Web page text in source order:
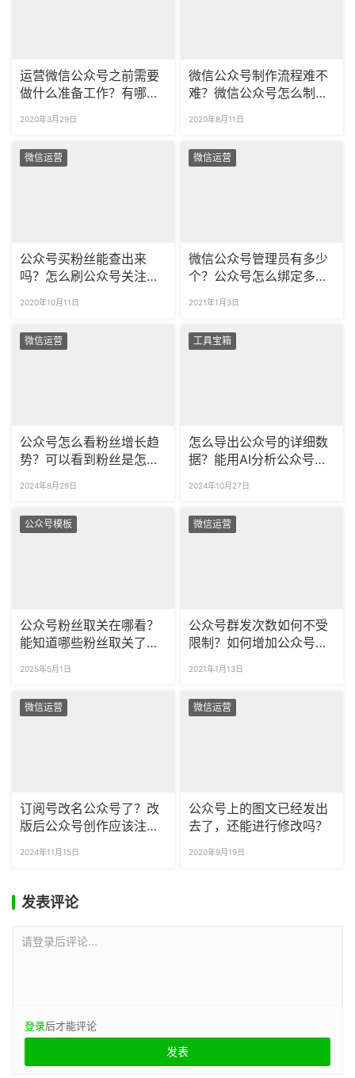
运营微信公众号之前需要
做什么准备工作？有哪些
2020年3月29日
微信公众号制作流程难不
难？微信公众号怎么制
2020年8月11日
微信运营
公众号买粉丝能查出来
吗？怎么刷公众号关注数
2020年10月11日
微信运营
微信公众号管理员有多少
个？公众号怎么绑定多个
2021年1月3日
微信运营
公众号怎么看粉丝增长趋
势？可以看到粉丝是怎么
2024年8月29日
工具宝箱
怎么导出公众号的详细数
据？能用AI分析公众号粉
2024年10月27日
公众号模板
公众号粉丝取关在哪看？
能知道哪些粉丝取关了
2025年5月1日
微信运营
公众号群发次数如何不受
限制？如何增加公众号群
2021年1月13日
微信运营
订阅号改名公众号了？改
版后公众号创作应该注意
2024年11月15日
微信运营
公众号上的图文已经发出
去了，还能进行修改吗？
2020年9月19日
发表评论
请登录后评论...
登录后才能评论